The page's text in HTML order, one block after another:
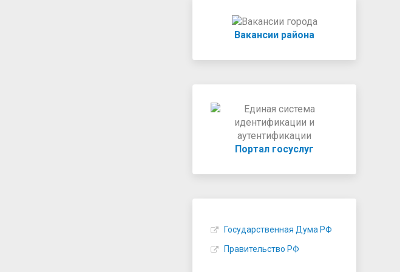
Вакансии района
Портал госуслуг
Государственная Дума РФ
Правительство РФ